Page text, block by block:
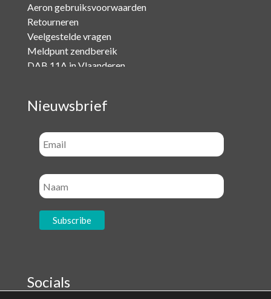
Aeron gebruiksvoorwaarden
Retourneren
Veelgestelde vragen
Meldpunt zendbereik
DAB 11A in Vlaanderen
Nieuwsbrief
Socials